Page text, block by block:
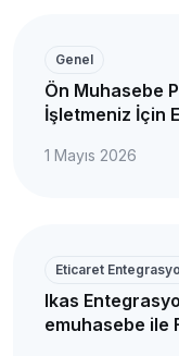
Genel
Ön Muhasebe
İşletmeniz İçin
1 Mayıs 2026
Eticaret
Ikas
emuhasebe ile